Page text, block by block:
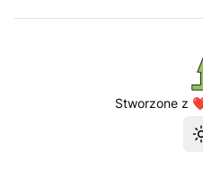
Stworzone z